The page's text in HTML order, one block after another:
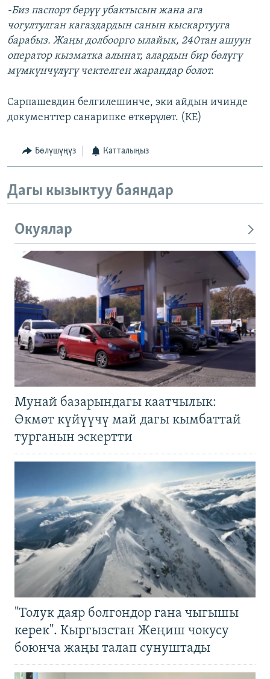
-Биз паспорт берүү убактысын жана ага
чогултулган кагаздардын санын кыскартууга
барабыз. Жаңы долбоорго ылайык, 240тан ашуун
оператор кызматка алынат, алардын бир бөлүгү
мүмкүнчүлүгү чектелген жарандар болот.
Сарпашевдин белгилешинче, эки айдын ичинде
документтер санарипке өткөрүлөт. (КЕ)
Бөлүшүңүз Катталыңыз
Дагы кызыктуу баяндар
Окуялар
Мунай базарындагы каатчылык:
Өкмөт күйүүчү май дагы кымбаттай
турганын эскертти
"Толук даяр болгондор гана чыгышы
керек". Кыргызстан Жеңиш чокусу
боюнча жаңы талап сунуштады